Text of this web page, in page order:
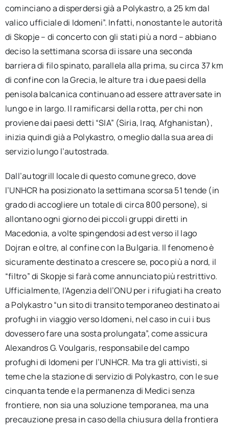
cominciano a disperdersi già a Polykastro, a 25 km dal
valico ufficiale di Idomeni”. Infatti, nonostante le autorità
di Skopje – di concerto con gli stati più a nord – abbiano
deciso la settimana scorsa di issare una seconda
barriera di filo spinato, parallela alla prima, su circa 37 km
di confine con la Grecia, le alture tra i due paesi della
penisola balcanica continuano ad essere attraversate in
lungo e in largo. Il ramificarsi della rotta, per chi non
proviene dai paesi detti “SIA” (Siria, Iraq, Afghanistan),
inizia quindi già a Polykastro, o meglio dalla sua area di
servizio lungo l’autostrada.
Dall’autogrill locale di questo comune greco, dove
l’UNHCR ha posizionato la settimana scorsa 51 tende (in
grado di accogliere un totale di circa 800 persone), si
allontano ogni giorno dei piccoli gruppi diretti in
Macedonia, a volte spingendosi ad est verso il lago
Dojran e oltre, al confine con la Bulgaria. Il fenomeno è
sicuramente destinato a crescere se, poco più a nord, il
“filtro” di Skopje si farà come annunciato più restrittivo.
Ufficialmente, l’Agenzia dell’ONU per i rifugiati ha creato
a Polykastro “un sito di transito temporaneo destinato ai
profughi in viaggio verso Idomeni, nel caso in cui i bus
dovessero fare una sosta prolungata”, come assicura
Alexandros G. Voulgaris, responsabile del campo
profughi di Idomeni per l’UNHCR. Ma tra gli attivisti, si
teme che la stazione di servizio di Polykastro, con le sue
cinquanta tende e la permanenza di Medici senza
frontiere, non sia una soluzione temporanea, ma una
precauzione presa in caso della chiusura della frontiera